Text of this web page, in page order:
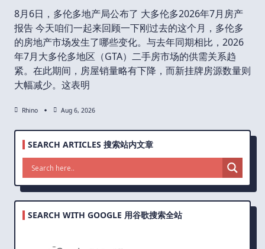
8月6日，多伦多地产局公布了 大多伦多2026年7月房产
报告 今天咱们一起来回顾一下刚过去的这个月，多伦多
的房地产市场发生了哪些变化。与去年同期相比，2026
年7月大多伦多地区（GTA）二手房市场的供需关系趋
紧。在此期间，房屋销量略有下降，而新挂牌房源数量则
大幅减少。这表明
Rhino Aug 6, 2026
SEARCH ARTICLES 搜索站内文章
SEARCH WITH GOOGLE 用谷歌搜索全站